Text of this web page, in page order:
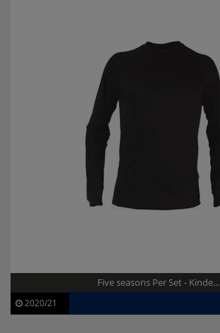
Five seasons Per Set - Kinde...
Artikel-ID:
111232
2020/21